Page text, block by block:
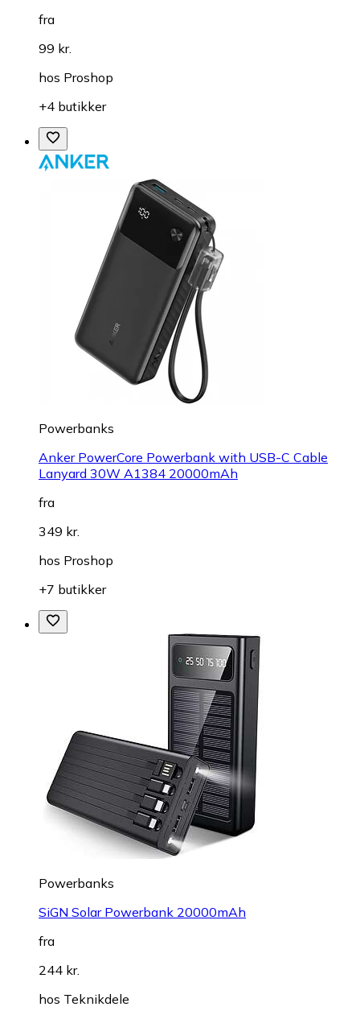
fra
99 kr.
hos Proshop
+4 butikker
Powerbanks
Anker PowerCore Powerbank with USB-C Cable
Lanyard 30W A1384 20000mAh
fra
349 kr.
hos Proshop
+7 butikker
Powerbanks
SiGN Solar Powerbank 20000mAh
fra
244 kr.
hos Teknikdele